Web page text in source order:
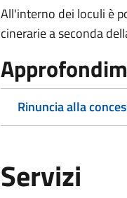
All'interno dei loculi è
cinerarie a seconda
Rinuncia alla
Servizi